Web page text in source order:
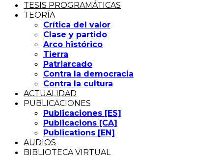
TESIS PROGRAMÁTICAS
TEORÍA
Crítica del valor
Clase y partido
Arco histórico
Tierra
Patriarcado
Contra la democracia
Contra la cultura
ACTUALIDAD
PUBLICACIONES
Publicaciones [ES]
Publicacions [CA]
Publications [EN]
AUDIOS
BIBLIOTECA VIRTUAL